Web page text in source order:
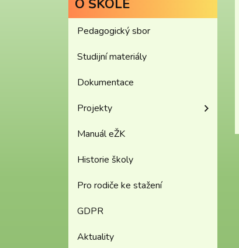
O ŠKOLE
Pedagogický sbor
Studijní materiály
Dokumentace
Projekty
Manuál eŽK
Historie školy
Pro rodiče ke stažení
GDPR
Aktuality